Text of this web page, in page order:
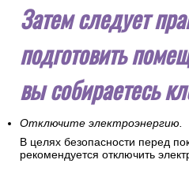
Затем следует
подготовить
вы собираетесь
Отключите электроэнергию.
В целях безопасности перед
рекомендуется отключить